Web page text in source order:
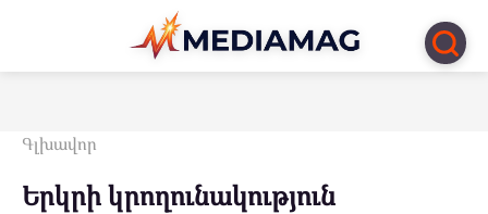
Перейти
контенту
Գլխավոր
Երկրի կրողունակություն